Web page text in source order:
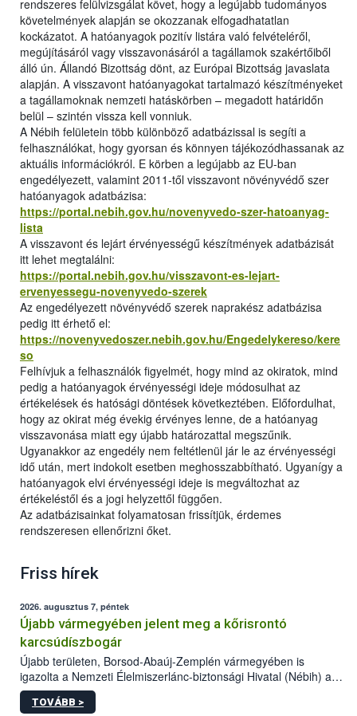
rendszeres felülvizsgálat követ, hogy a legújabb tudományos
követelmények alapján se okozzanak elfogadhatatlan
kockázatot. A hatóanyagok pozitív listára való felvételéről,
megújításáról vagy visszavonásáról a tagállamok szakértőiből
álló ún. Állandó Bizottság dönt, az Európai Bizottság javaslata
alapján. A visszavont hatóanyagokat tartalmazó készítményeket
a tagállamoknak nemzeti hatáskörben – megadott határidőn
belül – szintén vissza kell vonniuk.
A Nébih felületein több különböző adatbázissal is segíti a
felhasználókat, hogy gyorsan és könnyen tájékozódhassanak az
aktuális információkról. E körben a legújabb az EU-ban
engedélyezett, valamint 2011-től visszavont növényvédő szer
hatóanyagok adatbázisa:
https://portal.nebih.gov.hu/novenyvedo-szer-hatoanyag-
lista
A visszavont és lejárt érvényességű készítmények adatbázisát
itt lehet megtalálni:
https://portal.nebih.gov.hu/visszavont-es-lejart-
ervenyessegu-novenyvedo-szerek
Az engedélyezett növényvédő szerek naprakész adatbázisa
pedig itt érhető el:
https://novenyvedoszer.nebih.gov.hu/Engedelykereso/kere
so
Felhívjuk a felhasználók figyelmét, hogy mind az okiratok, mind
pedig a hatóanyagok érvényességi ideje módosulhat az
értékelések és hatósági döntések következtében. Előfordulhat,
hogy az okirat még évekig érvényes lenne, de a hatóanyag
visszavonása miatt egy újabb határozattal megszűnik.
Ugyanakkor az engedély nem feltétlenül jár le az érvényességi
idő után, mert indokolt esetben meghosszabbítható. Ugyanígy a
hatóanyagok elvi érvényességi ideje is megváltozhat az
értékeléstől és a jogi helyzettől függően.
Az adatbázisainkat folyamatosan frissítjük, érdemes
rendszeresen ellenőrizni őket.
Friss hírek
2026. augusztus 7, péntek
Újabb vármegyében jelent meg a kőrisrontó
karcsúdíszbogár
Újabb területen, Borsod-Abaúj-Zemplén vármegyében is
igazolta a Nemzeti Élelmiszerlánc-biztonsági Hivatal (Nébih) a
kőrisrontó karcsúdíszbogár (Agrilus planipennis) jelenlétét. A
kártevőt nem csak színcsapdában találták meg, de már fertőzött
TOVÁBB >